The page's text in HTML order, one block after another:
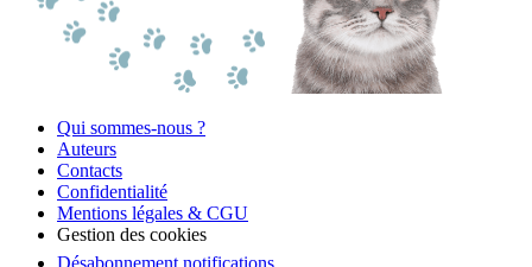
Qui sommes-nous ?
Auteurs
Contacts
Confidentialité
Mentions légales & CGU
Gestion des cookies